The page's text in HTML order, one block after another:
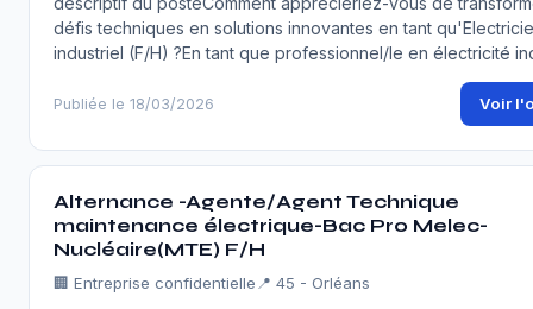
défis techniques en solutions innovantes en tant
industriel (F/H) ?En tant que professionnel/le en électricité
Publiée le 18/03/2026 Voir
Alternance -Agente/Agent Technique
maintenance électrique-Bac Pro Melec-
Nucléaire(MTE) F/H
🏢 Entreprise confidentielle 📍 45 - Orléans